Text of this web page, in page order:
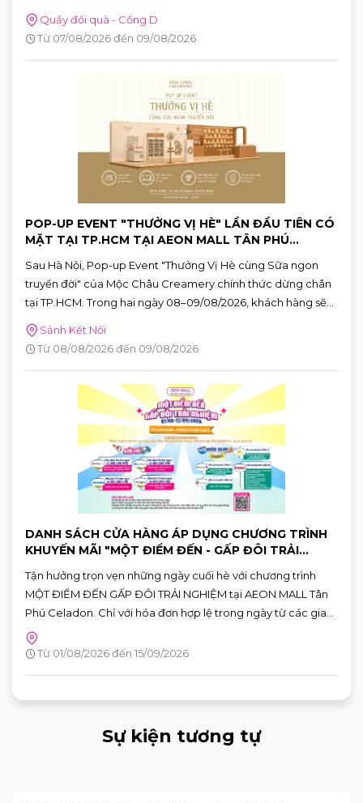
ngay những phần quà hấp dẫn tại AEON MALL Tân Phú
Celadon.
Quầy đổi quà - Cổng D
Từ 07/08/2026 đến 09/08/2026
POP-UP EVENT "THƯỞNG VỊ HÈ" LẦN ĐẦU TIÊN CÓ
MẶT TẠI TP.HCM TẠI AEON MALL TÂN PHÚ
Sau Hà Nội, Pop-up Event "Thưởng Vị Hè cùng Sữa ngon
truyền đời" của Mộc Châu Creamery chính thức dừng chân
tại TP.HCM. Trong hai ngày 08–09/08/2026, khách hàng sẽ
có cơ hội khám phá những hương vị mùa hè độc đáo, tham
gia nhiều hoạt động tương tác thú vị và nhận quà tặng phiên
bản giới hạn tại AEON MALL Tân Phú Celadon.
Sảnh Kết Nối
Từ 08/08/2026 đến 09/08/2026
DANH SÁCH CỬA HÀNG ÁP DỤNG CHƯƠNG TRÌNH
KHUYẾN MÃI "MỘT ĐIỂM ĐẾN - GẤP ĐÔI TRẢI
Tận hưởng trọn vẹn những ngày cuối hè với chương trình
MỘT ĐIỂM ĐẾN GẤP ĐÔI TRẢI NGHIỆM tại AEON MALL Tân
Phú Celadon. Chỉ với hóa đơn hợp lệ trong ngày từ các gian
hàng tham gia, khách hàng có thể nhận ưu đãi chéo giữa
khu ẩm thực Vườn Ngon và các gian hàng giải trí, giúp hành
Từ 01/08/2026 đến 15/09/2026
Sự kiện tương tự